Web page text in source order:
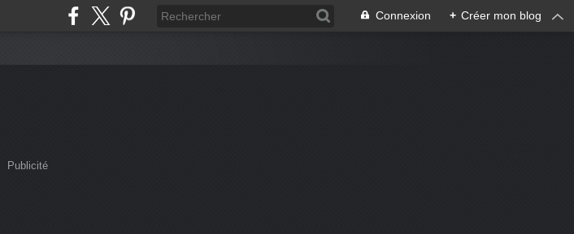
Connexion + Créer mon blog
Publicité